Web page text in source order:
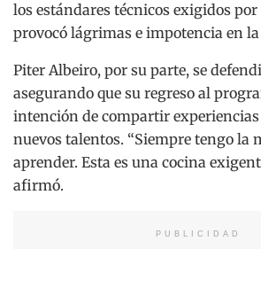
los estándares técnicos exigidos
provocó lágrimas e impotencia en
Piter Albeiro, por su parte, se
asegurando que su regreso al
intención de compartir
nuevos talentos. “Siempre tengo la
aprender. Esta es una cocina
afirmó.
PUBLICIDAD